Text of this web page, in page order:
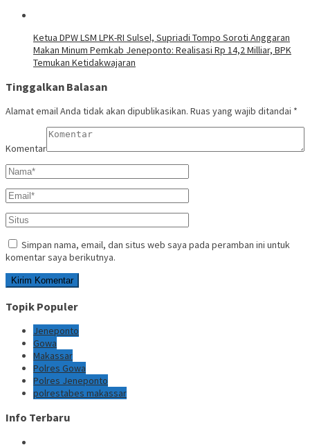
Ketua DPW LSM LPK-RI Sulsel, Supriadi Tompo Soroti Anggaran
Makan Minum Pemkab Jeneponto: Realisasi Rp 14,2 Milliar, BPK
Temukan Ketidakwajaran
Tinggalkan Balasan
Alamat email Anda tidak akan dipublikasikan. Ruas yang wajib ditandai *
Komentar
Simpan nama, email, dan situs web saya pada peramban ini untuk
komentar saya berikutnya.
Topik Populer
Jeneponto
Gowa
Makassar
Polres Gowa
Polres Jeneponto
polrestabes makassar
Info Terbaru